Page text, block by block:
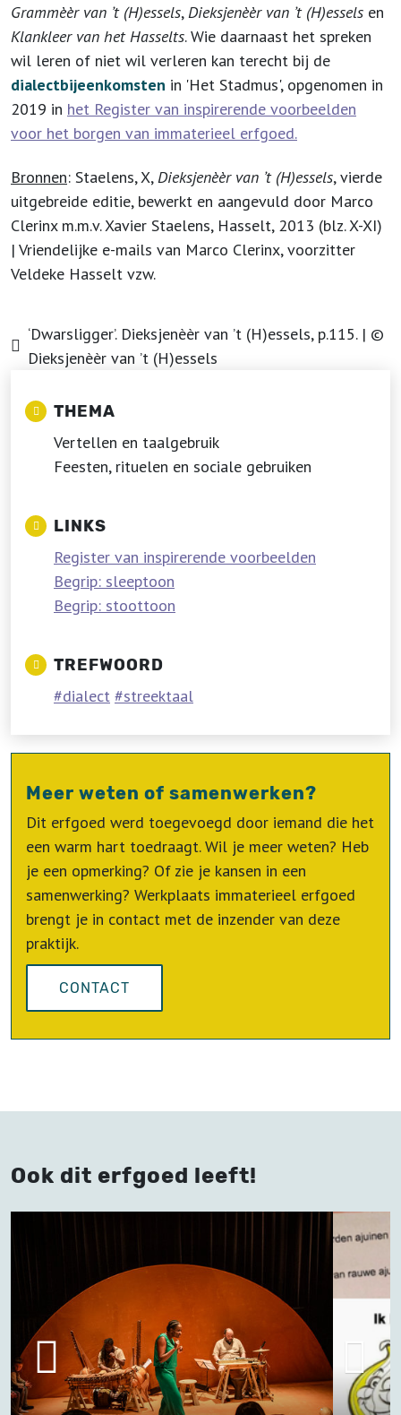
Grammèèr van ʼt (H)essels,Dieksjenèèr van ʼt (H)essels en
Klankleer van het Hasselts. Wie daarnaast het spreken
wil leren of niet wil verleren kan terecht bij de
dialectbijeenkomsten in 'Het Stadmus', opgenomen in
2019 in het Register van inspirerende voorbeelden
voor het borgen van immaterieel erfgoed.
Bronnen: Staelens, X,Dieksjenèèr van ʼt (H)essels, vierde
uitgebreide editie, bewerkt en aangevuld door Marco
Clerinx m.m.v. Xavier Staelens, Hasselt, 2013 (blz. X-XI)
| Vriendelijke e-mails van Marco Clerinx, voorzitter
Veldeke Hasselt vzw.
‘Dwarsligger’. Dieksjenèèr van ʼt (H)essels, p.115. | ©
Dieksjenèèr van ʼt (H)essels
THEMA
Vertellen en taalgebruik
Feesten, rituelen en sociale gebruiken
LINKS
Register van inspirerende voorbeelden
Begrip: sleeptoon
Begrip: stoottoon
TREFWOORD
dialect streektaal
Meer weten of samenwerken?
Dit erfgoed werd toegevoegd door iemand die het
een warm hart toedraagt. Wil je meer weten? Heb
je een opmerking? Of zie je kansen in een
samenwerking? Werkplaats immaterieel erfgoed
brengt je in contact met de inzender van deze
praktijk.
CONTACT
Ook dit erfgoed leeft!